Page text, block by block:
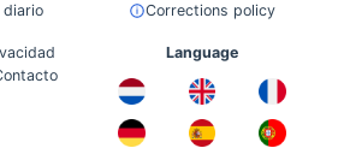
diario
Corrections policy
Language